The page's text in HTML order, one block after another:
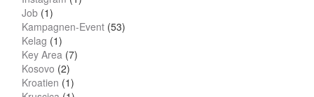
Job (1)
Kampagnen-Event (53)
Kelag (1)
Key Area (7)
Kosovo (2)
Kroatien (1)